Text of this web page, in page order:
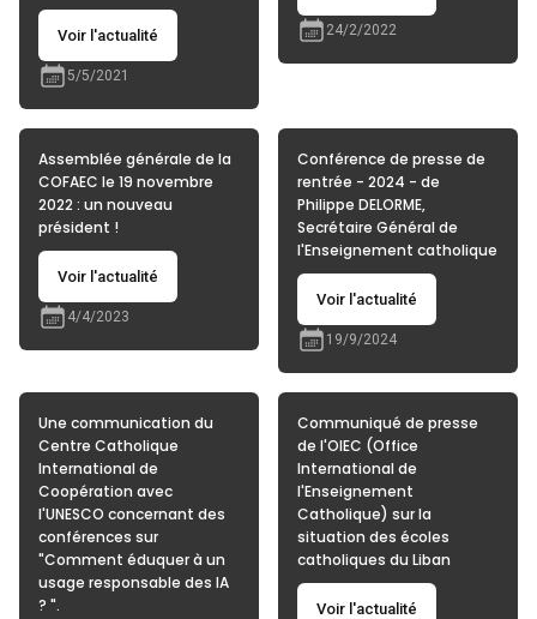
Voir l'actualité
5/5/2021
24/2/2022
Assemblée générale de la
COFAEC le 19 novembre
2022 : un nouveau
président !
Voir l'actualité
4/4/2023
Conférence de presse de
rentrée - 2024 - de
Philippe DELORME,
Secrétaire Général de
l'Enseignement catholique
Voir l'actualité
19/9/2024
Une communication du
Centre Catholique
International de
Coopération avec
l'UNESCO concernant des
conférences sur
"Comment éduquer à un
usage responsable des IA
? ".
Communiqué de presse
de l'OIEC (Office
International de
l'Enseignement
Catholique) sur la
situation des écoles
catholiques du Liban
Voir l'actualité